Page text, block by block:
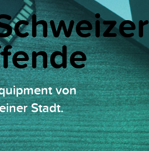
von
Stadt.